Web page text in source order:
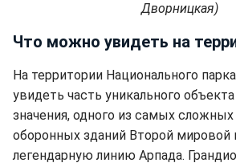
Дворницкая)
Что можно увидеть на
На территории Национального
увидеть часть уникального
значения, одного из самых
оборонных зданий Второй мировой
легендарную линию Арпада.